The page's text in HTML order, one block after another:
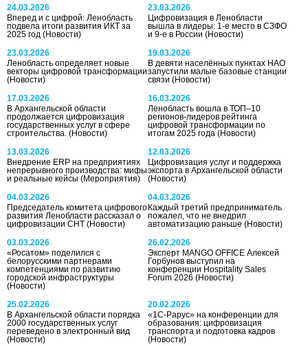
24.03.2026
Вперед и с цифрой: Ленобласть
подвела итоги развития ИКТ за
2025 год (Новости)
23.03.2026
Цифровизация в Ленобласти
вышла в лидеры: 1‑е место в СЗФО
и 9‑е в России(Новости)
23.03.2026
Ленобласть определяет новые
векторы цифровой трансформации
(Новости)
19.03.2026
В девяти населённых пунктах НАО
запустили малые базовые станции
связи(Новости)
17.03.2026
В Архангельской области
продолжается цифровизация
государственных услуг в сфере
строительства. (Новости)
16.03.2026
Ленобласть вошла в ТОП–10
регионов-лидеров рейтинга
цифровой трансформации по
итогам 2025 года(Новости)
13.03.2026
Внедрение ERP на предприятиях
непрерывного производства: мифы
и реальные кейсы (Мероприятия)
12.03.2026
Цифровизация услуг и поддержка
экспорта в Архангельской области
(Новости)
04.03.2026
Председатель комитета цифрового
развития Ленобласти рассказал о
цифровизации СНТ (Новости)
04.03.2026
Каждый третий предприниматель
пожалел, что не внедрил
автоматизацию раньше(Новости)
03.03.2026
«Росатом» поделился с
белорусскими партнерами
компетенциями по развитию
городской инфраструктуры
(Новости)
26.02.2026
Эксперт MANGO OFFICE Алексей
Горбунов выступил на
конференции Hospitality Sales
Forum 2026(Новости)
25.02.2026
В Архангельской области порядка
2000 государственных услуг
переведено в электронный вид
(Новости)
20.02.2026
«1С-Рарус» на конференции для
образования: цифровизация
транспорта и подготовка кадров
(Новости)